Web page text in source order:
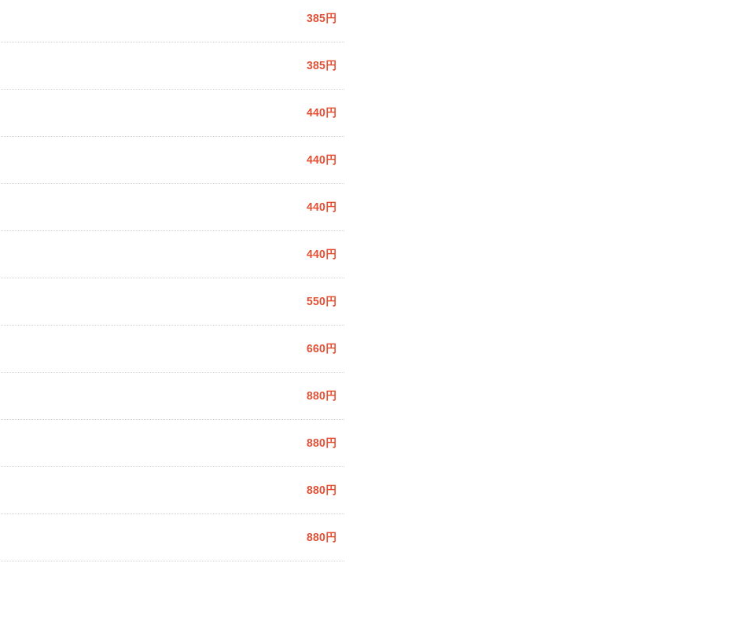
385円
385円
440円
440円
440円
440円
550円
660円
880円
880円
880円
880円